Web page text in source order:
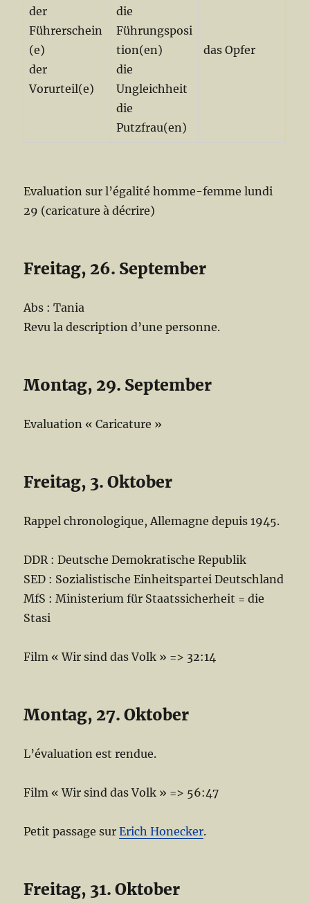
der
Führerschein
(e)
der
Vorurteil(e)
die
Führungsposi
tion(en)
die
Ungleichheit
die
Putzfrau(en)
das Opfer
Evaluation sur l’égalité homme-femme lundi
29 (caricature à décrire)
Freitag, 26. September
Abs : Tania
Revu la description d’une personne.
Montag, 29. September
Evaluation « Caricature »
Freitag, 3. Oktober
Rappel chronologique, Allemagne depuis 1945.
DDR : Deutsche Demokratische Republik
SED : Sozialistische Einheitspartei Deutschland
MfS : Ministerium für Staatssicherheit = die
Stasi
Film « Wir sind das Volk » => 32:14
Montag, 27. Oktober
L’évaluation est rendue.
Film « Wir sind das Volk » => 56:47
Petit passage surErich Honecker.
Freitag, 31. Oktober